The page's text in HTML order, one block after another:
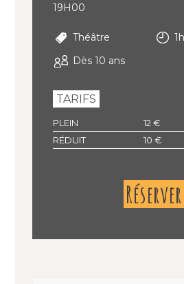
19H00
Théâtre
Dès 10 ans
TARIFS
PLEIN
12 €
RÉDUIT
10 €
Réserver